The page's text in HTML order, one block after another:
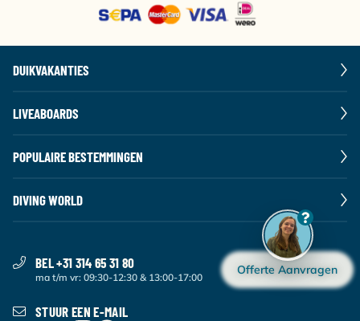
Offerte Aanvragen
DUIKVAKANTIES
LIVEABOARDS
POPULAIRE BESTEMMINGEN
DIVING WORLD
BEL +31 314 65 31 80
ma t/m vr: 09:30-12:30 & 13:00-17:00
STUUR EEN E-MAIL